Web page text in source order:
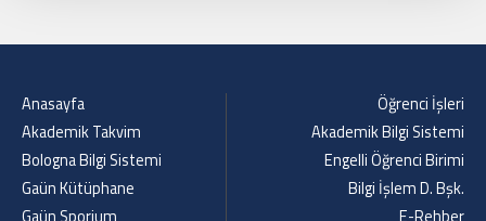
Anasayfa
Akademik Takvim
Bologna Bilgi Sistemi
Gaün Kütüphane
Öğrenci İşleri
Akademik Bilgi Sistemi
Engelli Öğrenci Birimi
Bilgi İşlem D. Bşk.